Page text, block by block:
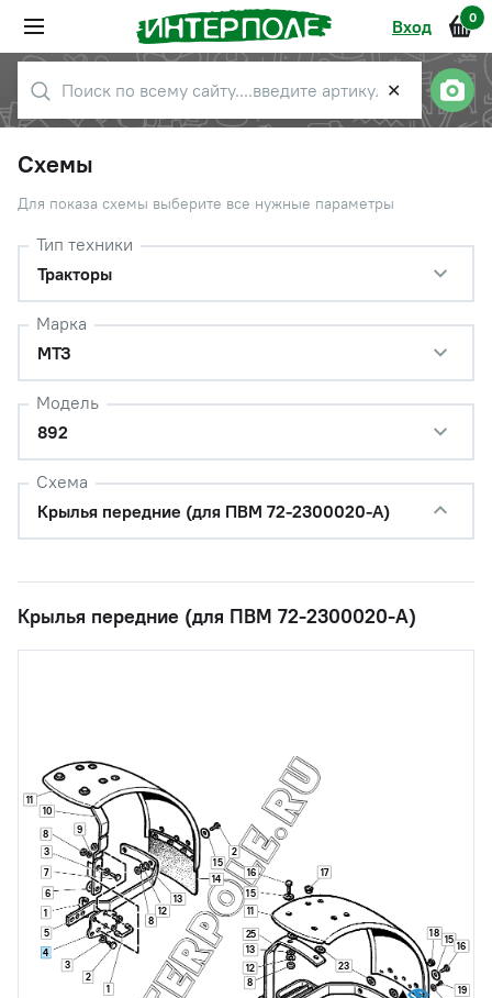
Вход 0
✕
Схемы
Для показа схемы выберите все нужные параметры
Тип техники
Тракторы
Марка
МТЗ
Модель
892
Схема
Крылья передние (для ПВМ 72-2300020-А)
Крылья передние (для ПВМ 72-2300020-А)
1
1
2
2
3
3
4
5
6
7
8
8
8
9
10
11
11
12
12
13
13
14
15
15
15
16
16
17
18
19
23
25